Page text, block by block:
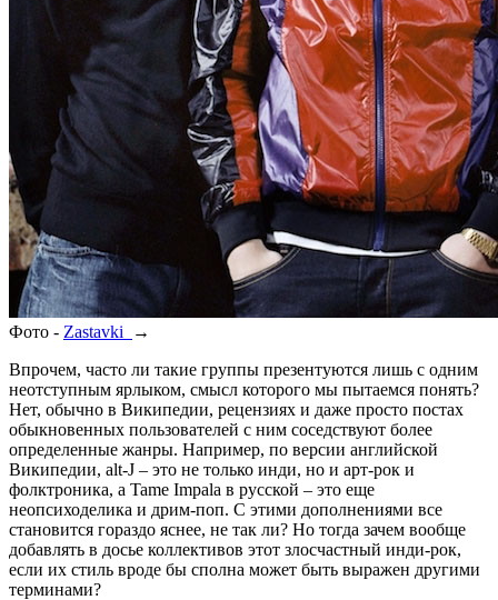
Фото - Zastavki
→
Впрочем, часто ли такие группы презентуются лишь с одним
неотступным ярлыком, смысл которого мы пытаемся понять?
Нет, обычно в Википедии, рецензиях и даже просто постах
обыкновенных пользователей с ним соседствуют более
определенные жанры. Например, по версии английской
Википедии, alt-J – это не только инди, но и арт-рок и
фолктроника, а Tame Impala в русской – это еще
неопсиходелика и дрим-поп. С этими дополнениями все
становится гораздо яснее, не так ли? Но тогда зачем вообще
добавлять в досье коллективов этот злосчастный инди-рок,
если их стиль вроде бы сполна может быть выражен другими
терминами?